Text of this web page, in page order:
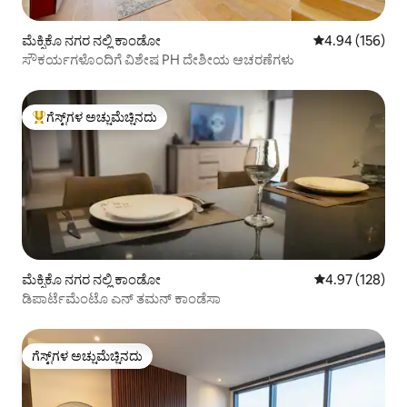
ಮೆಕ್ಸಿಕೊ ನಗರ ನಲ್ಲಿ ಕಾಂಡೋ 5 ರಲ್ಲಿ 4.94
4.94 (156)
ಸೌಕರ್ಯಗಳೊಂದಿಗೆ ವಿಶೇಷ PH ದೇಶೀಯ ಆಚರಣೆಗಳು
ಗೆಸ್ಟ್‌ಗಳಿಗೆ ಅತಿ ಹೆಚ್ಚು ಅಚ್ಚುಮೆಚ್ಚಿನದು
ಗೆಸ್ಟ್‌ಗಳ ಅಚ್ಚುಮೆಚ್ಚಿನದು
ಮೆಕ್ಸಿಕೊ ನಗರ ನಲ್ಲಿ ಕಾಂಡೋ 5 ರಲ್ಲಿ 4.97
4.97 (128)
ಡಿಪಾರ್ಟೆಮೆಂಟೊ ಎನ್ ತಮನ್ ಕಾಂಡೆಸಾ
ಗೆಸ್ಟ್‌ಗಳ ಅಚ್ಚುಮೆಚ್ಚಿನದು
ಗೆಸ್ಟ್‌ಗಳ ಅಚ್ಚುಮೆಚ್ಚಿನದು